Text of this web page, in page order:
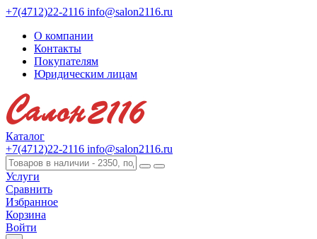
+7(4712)22-2116 info@salon2116.ru
О компании
Контакты
Покупателям
Юридическим лицам
Каталог
+7(4712)22-2116 info@salon2116.ru
Услуги
Сравнить
Избранное
Корзина
Войти